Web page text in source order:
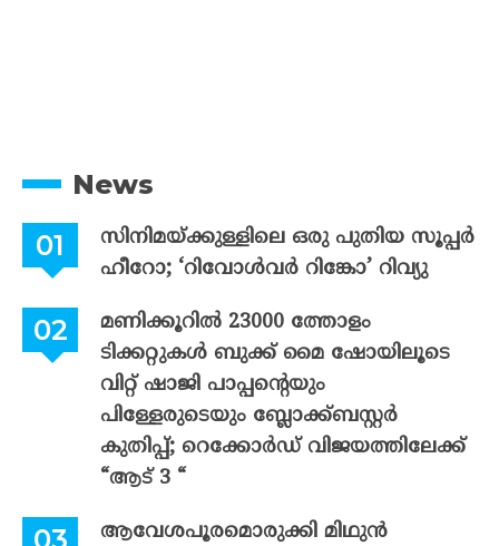
News
സിനിമയ്ക്കുള്ളിലെ ഒരു പുതിയ സൂപ്പർ
ഹീറോ; ‘റിവോൾവർ റിങ്കോ’ റിവ്യു
മണിക്കൂറിൽ 23000 ത്തോളം
ടിക്കറ്റുകൾ ബുക്ക് മൈ ഷോയിലൂടെ
വിറ്റ് ഷാജി പാപ്പന്റെയും
പിള്ളേരുടെയും ബ്ലോക്ക്ബസ്റ്റർ
കുതിപ്പ്; റെക്കോർഡ് വിജയത്തിലേക്ക്
“ആട് 3 “
ആവേശപൂരമൊരുക്കി മിഥുൻ